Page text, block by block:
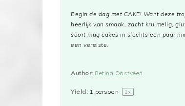
Begin de dag met CAKE! Want deze
heerlijk van smaak, zacht kruimelig,
soort mug cakes in slechts een paar
een vereiste.
Author: Betina Oostveen
Yield: 1 persoon 1x